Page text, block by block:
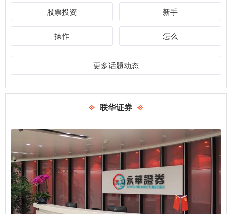
股票投资 新手
操作 怎么
更多话题动态
联华证券